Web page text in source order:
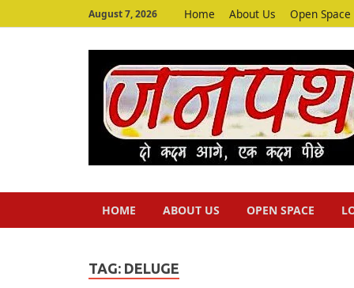
August 7, 2026 Home About Us Open Space
HOME ABOUT US OPEN SPACE
TAG: DELUGE